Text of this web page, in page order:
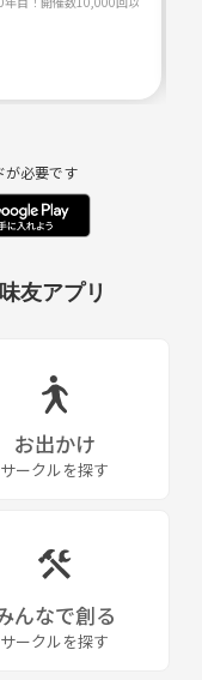
が必要です
友アプリ
お出かけ
サークルを探す
んなで創る
サークルを探す